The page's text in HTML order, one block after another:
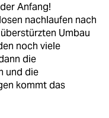
Anfang!
nachlaufen nach
Umbau
noch viele
die
und die
kommt das